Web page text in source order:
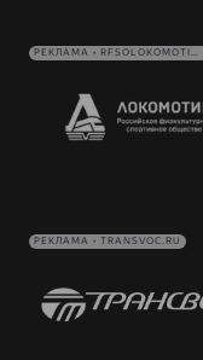
РЕКЛАМА • RFSOLOKOMOTIV.RU
РЕКЛАМА • TRANSVOC.RU